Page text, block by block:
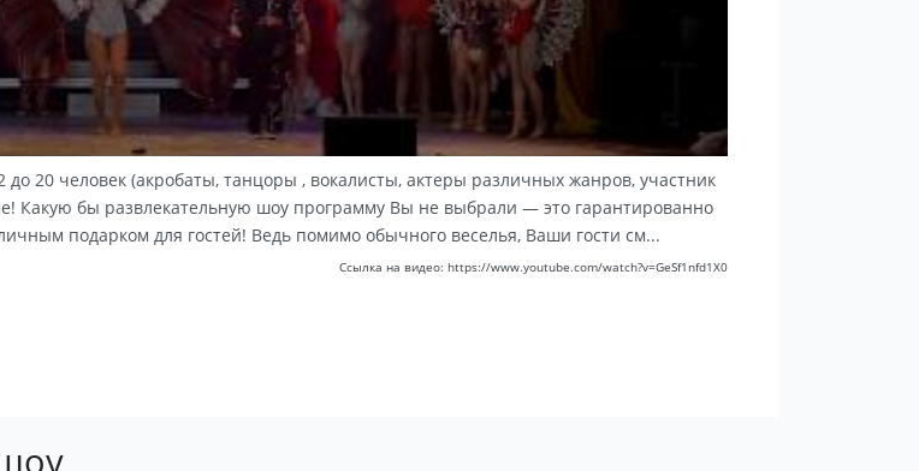
до 20 человек (акробаты, танцоры , вокалисты, актеры различных жанров, участник
Какую бы развлекательную шоу программу Вы не выбрали — это гарантированно
подарком для гостей! Ведь помимо обычного веселья, Ваши гости см...
Ссылка на видео: https://www.youtube.com/watch?v=GeSf1nfd1X0